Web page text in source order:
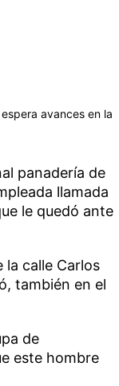
avances en la
panadería de
llamada
le quedó ante
la calle Carlos
también en el
de
este hombre